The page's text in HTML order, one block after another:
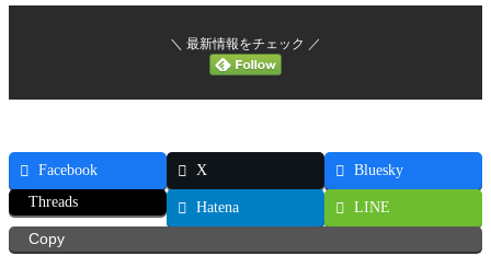
＼ 最新情報をチェック ／
Facebook X
Bluesky
Threads
Hatena
LINE
Copy